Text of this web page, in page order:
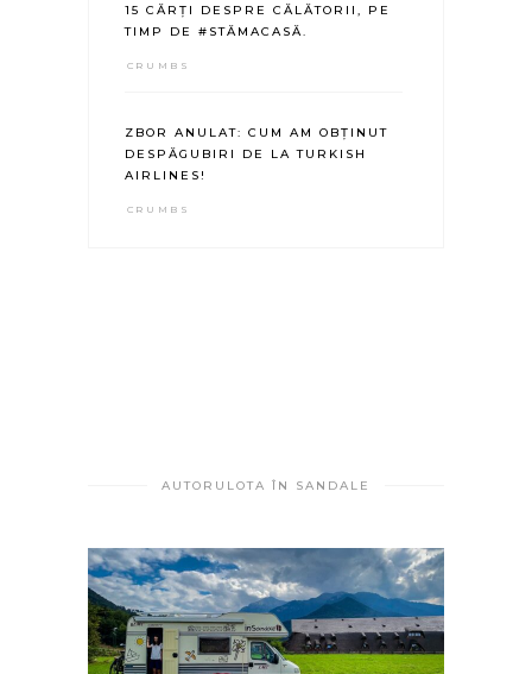
15 CĂRȚI DESPRE CĂLĂTORII, PE
TIMP DE #STĂMACASĂ.
CRUMBS
ZBOR ANULAT: CUM AM OBȚINUT
DESPĂGUBIRI DE LA TURKISH
AIRLINES!
CRUMBS
AUTORULOTA ÎN SANDALE